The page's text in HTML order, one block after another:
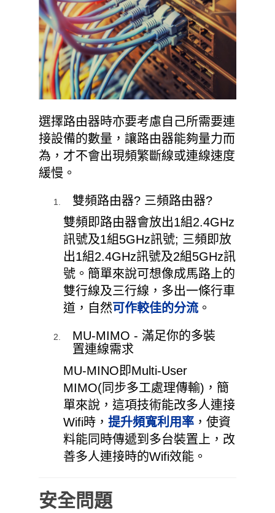
選擇路由器時亦要考慮自己所需要連
接設備的數量，讓路由器能夠量力而
為，才不會出現頻繁斷線或連線速度
緩慢。
雙頻路由器? 三頻路由器?
雙頻即路由器會放出1組2.4GHz
訊號及1組5GHz訊號; 三頻即放
出1組2.4GHz訊號及2組5GHz訊
號。簡單來說可想像成馬路上的
雙行線及三行線，多出一條行車
道，自然可作較佳的分流 。
MU-MIMO - 滿足你的多裝
置連線需求
MU-MINO即Multi-User
MIMO(同步多工處理傳輸)，簡
單來說，這項技術能改多人連接
Wifi時，提升頻寬利用率 ，使資
料能同時傳遞到多台裝置上，改
善多人連接時的Wifi效能。
安全問題